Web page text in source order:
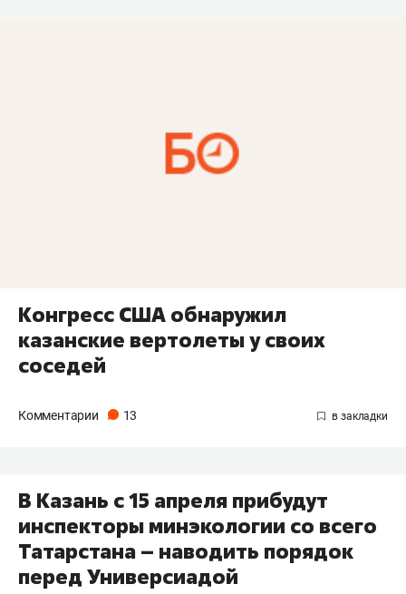
Конгресс США обнаружил
казанские вертолеты у своих
соседей
Комментарии 13
В Казань с 15 апреля прибудут
инспекторы минэкологии со всего
Татарстана – наводить порядок
перед Универсиадой